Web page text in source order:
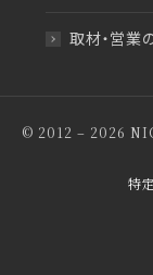
取材・営業
© 2012 – 2026
特